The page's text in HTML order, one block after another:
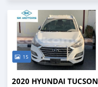
15
2020 HYUNDAI TUCSON